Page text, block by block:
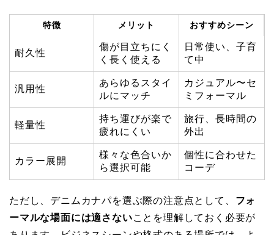
特徴 メリット おすすめシーン
耐久性
傷が目立ちにく
く長く使える
日常使い、子育
て中
汎用性
あらゆるスタイ
ルにマッチ
カジュアル〜セ
ミフォーマル
軽量性
持ち運びが楽で
疲れにくい
旅行、長時間の
外出
カラー展開
様々な色合いか
ら選択可能
個性に合わせた
コーデ
ただし、デニムカナパを選ぶ際の注意点として、 フォ
ーマルな場面には適さないことを理解しておく必要が